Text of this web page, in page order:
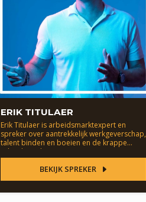
ERIK TITULAER
Erik Titulaer is arbeidsmarktexpert en
spreker over aantrekkelijk werkgeverschap,
talent binden en boeien en de krappe
arbeidsmarkt.
BEKIJK SPREKER